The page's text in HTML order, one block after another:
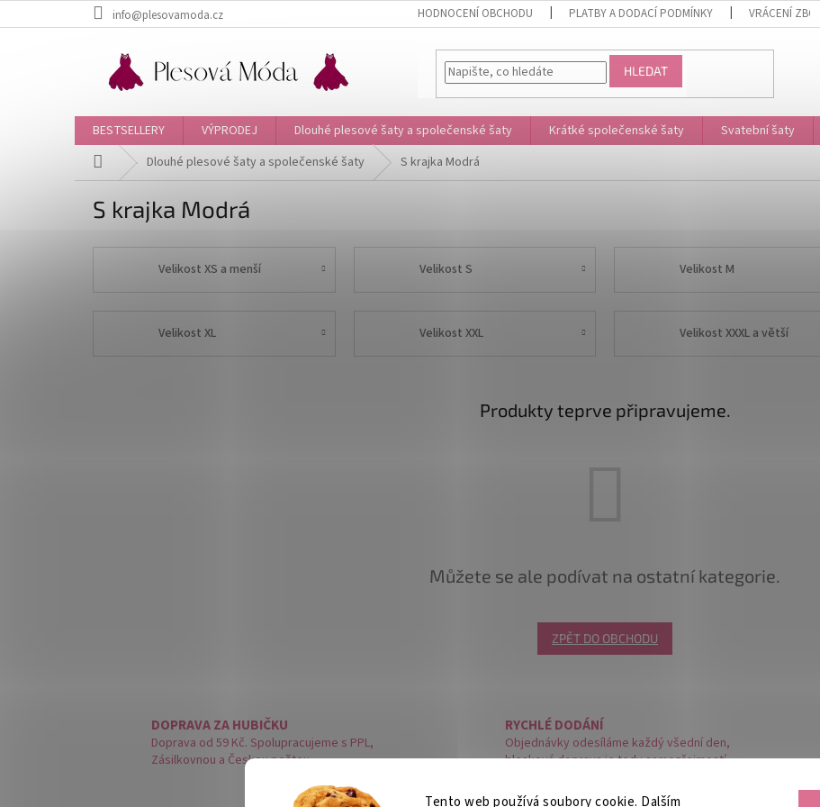
Tento web používá soubory cookie. Dalším
na
info@plesovamoda.cz HODNOCENÍ OBCHODU PLATBY A DODACÍ PODMÍNKY VRÁCENÍ ZBOŽÍ
HLEDAT
BESTSELLERY VÝPRODEJ Dlouhé plesové šaty a společenské šaty Krátké společenské šaty Svatební šaty
Domů Dlouhé plesové šaty a společenské šaty S krajka Modrá
S krajka Modrá
Velikost XS a menší Velikost S Velikost M
Velikost XL Velikost XXL Velikost XXXL a větší
Produkty teprve připravujeme.
Můžete se ale podívat na ostatní kategorie.
ZPĚT DO OBCHODU
DOPRAVA ZA HUBIČKU
Doprava od 59 Kč. Spolupracujeme s PPL,
Zásilkovnou a Českou poštou.
RYCHLÉ DODÁNÍ
Objednávky odesíláme každý všední den,
blesková doprava je tedy samozřejmostí.